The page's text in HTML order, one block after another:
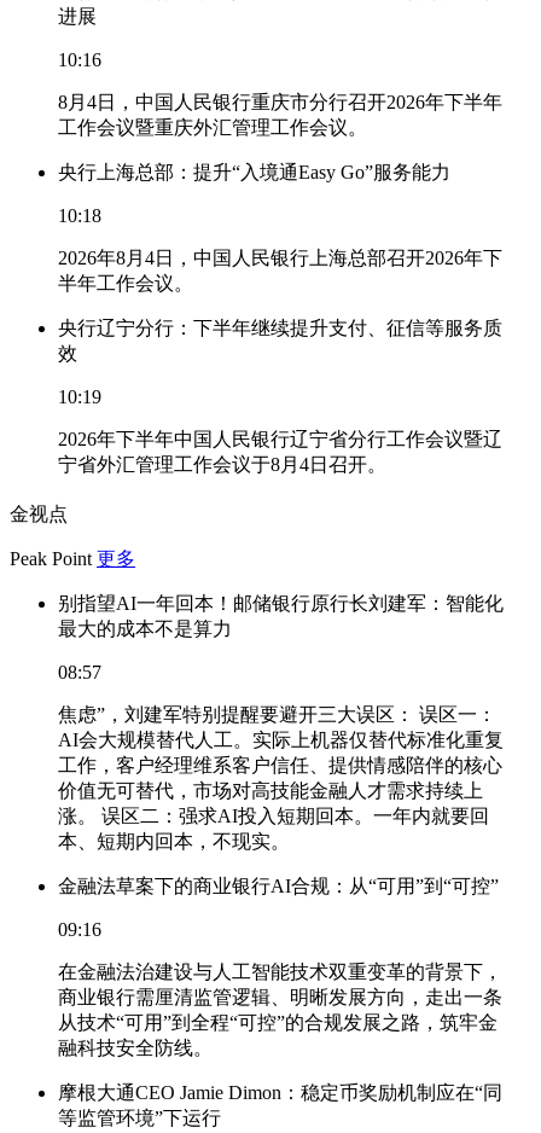
进展
10:16
8月4日，中国人民银行重庆市分行召开2026年下半年
工作会议暨重庆外汇管理工作会议。
央行上海总部：提升“入境通Easy Go”服务能力
10:18
2026年8月4日，中国人民银行上海总部召开2026年下
半年工作会议。
央行辽宁分行：下半年继续提升支付、征信等服务质
效
10:19
2026年下半年中国人民银行辽宁省分行工作会议暨辽
宁省外汇管理工作会议于8月4日召开。
金视点
Peak Point 更多
别指望AI一年回本！邮储银行原行长刘建军：智能化
最大的成本不是算力
08:57
焦虑”，刘建军特别提醒要避开三大误区： 误区一：
AI会大规模替代人工。实际上机器仅替代标准化重复
工作，客户经理维系客户信任、提供情感陪伴的核心
价值无可替代，市场对高技能金融人才需求持续上
涨。 误区二：强求AI投入短期回本。一年内就要回
本、短期内回本，不现实。
金融法草案下的商业银行AI合规：从“可用”到“可控”
09:16
在金融法治建设与人工智能技术双重变革的背景下，
商业银行需厘清监管逻辑、明晰发展方向，走出一条
从技术“可用”到全程“可控”的合规发展之路，筑牢金
融科技安全防线。
摩根大通CEO Jamie Dimon：稳定币奖励机制应在“同
等监管环境”下运行